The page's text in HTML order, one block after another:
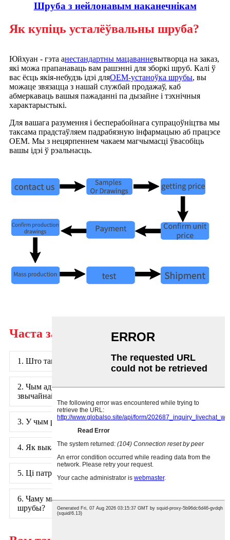
Шруба з нейлонавым наканечнікам
Як купіць усталёўвальны шруба?
Юйхуан - гэта анестандартны мацаванневытворца на заказ,
які можа прапанаваць вам рашэнні для зборкі шруб. Калі ў
вас ёсць якія-небудзь ідэі дляOEM-устаноўка шрубы, вы
можаце звязацца з нашай службай продажаў, каб
абмеркаваць вашыя пажаданні па дызайне і тэхнічныя
характарыстыкі.
Для вашага разумення і бесперабойнага супрацоўніцтва мы
таксама прадстаўляем падрабязную інфармацыю аб працэсе
OEM. Мы з нецярпеннем чакаем магчымасці ўвасобіць
вашы ідэі ў рэальнасць.
Часта задаваныя пытанні
1. Што такое усталёўвальны шруба?
2. Чым адрозніваецца усталёўвальны шруба ад
звычайнай шрубы?
3. У чым розніца паміж нітам і шрубай?
4. Як выкарыстоўваць усталёўвальны шруба?
5. Ці патрэбны вам усталёўвальны шруба?
6. Чаму мы выкарыстоўваем усталёўвальныя
шрубы?